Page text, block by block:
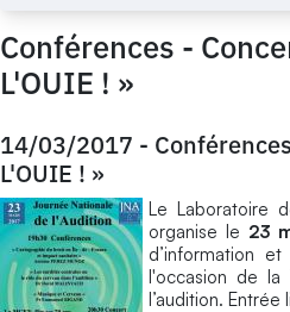
Conférences -
L'OUIE ! »
14/03/2017 -
L'OUIE ! »
Le Laboratoire
organise le 23
d’information
l'occasion de la
l’audition. Entrée